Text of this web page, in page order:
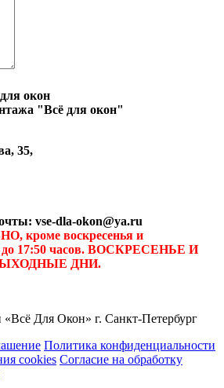
окон
"Всё для окон"
35,
vse-dla-okon@ya.ru
кроме воскресенья и
до 17:50 часов. ВОСКРЕСЕНЬЕ И
ДНИ.
Для Окон» г. Санкт-Петербург
Политика конфиденциальности
cookies Согласие на обработку